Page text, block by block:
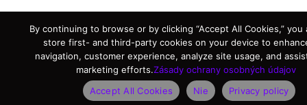
By continuing to browse or by clicking “Accept All Cookies,” you
store first- and third-party cookies on your device to
navigation, customer experience, analyze site usage, and
marketing efforts.Zásady ochrany osobných údajov
Accept All Cookies
Nie Privacy policy